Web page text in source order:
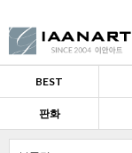
BEST
판화